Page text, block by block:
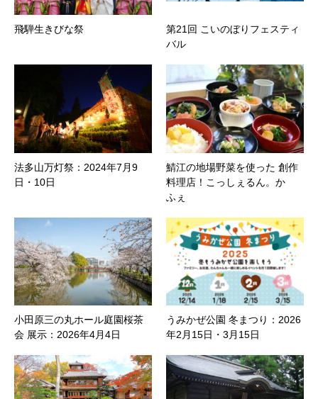
飛騨生きびな祭
第21回 こいのぼりフェスティ
バル
法多山万灯祭：2024年7月9
日・10日
鯖江の地場野菜を使った 創作
料理店！こっしぇるん。か
ふぇ
小田原三の丸ホール庭園桜茶
会 展示：2026年4月4日
うみかぜ公園 冬まつり：2026
年2月15日・3月15日